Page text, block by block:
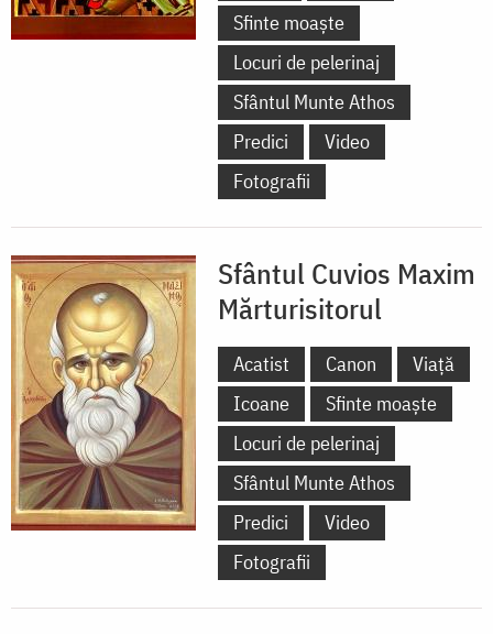
Sfinte moaște
Locuri de pelerinaj
Sfântul Munte Athos
Predici
Video
Fotografii
Sfântul Cuvios Maxim
Mărturisitorul
Acatist Canon
Viață
Icoane
Sfinte moaște
Locuri de pelerinaj
Sfântul Munte Athos
Predici
Video
Fotografii